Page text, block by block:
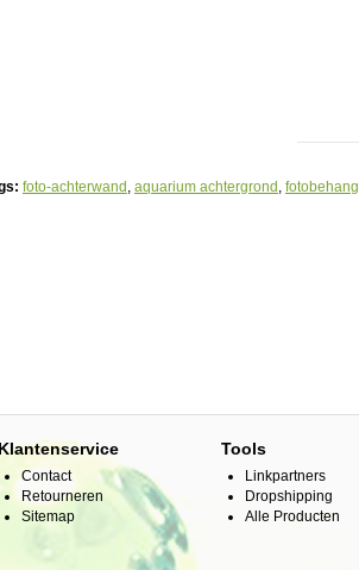
foto-achterwand , aquarium achtergrond , fotobehang
Klantenservice
Contact
Retourneren
Sitemap
Tools
Linkpartners
Dropshipping
Alle Producten